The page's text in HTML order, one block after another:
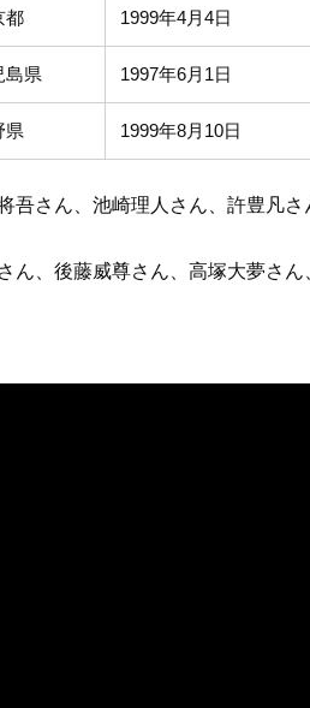
都 1999年4月4日
島県 1997年6月1日
県 1999年8月10日
吾さん、池崎理人さん、許豊凡さ
ん、後藤威尊さん、高塚大夢さ